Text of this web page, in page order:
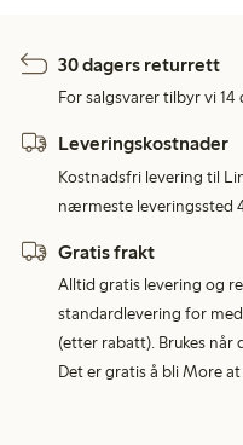
30 dagers returrett
For salgsvarer tilbyr vi 14
Leveringskostnader
Kostnadsfri levering til
nærmeste leveringssted
Gratis frakt
Alltid gratis levering og
standardlevering for
(etter rabatt). Brukes når
Det er gratis å bli More